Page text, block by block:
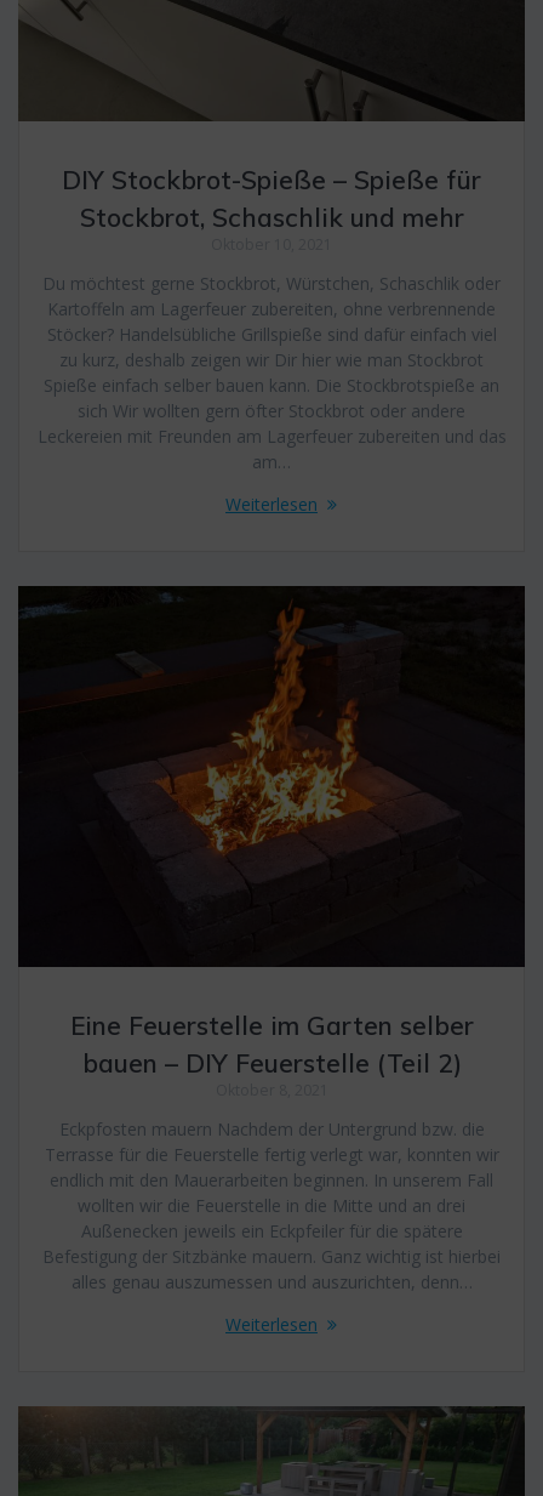
DIY Stockbrot-Spieße – Spieße für
Stockbrot, Schaschlik und mehr
Du möchtest gerne Stockbrot, Würstchen, Schaschlik oder
Kartoffeln am Lagerfeuer zubereiten, ohne verbrennende
Stöcker? Handelsübliche Grillspieße sind dafür einfach viel
zu kurz, deshalb zeigen wir Dir hier wie man Stockbrot
Spieße einfach selber bauen kann. Die Stockbrotspieße an
sich Wir wollten gern öfter Stockbrot oder andere
Leckereien mit Freunden am Lagerfeuer zubereiten und das
am…
Weiterlesen
Eine Feuerstelle im Garten selber
bauen – DIY Feuerstelle (Teil 2)
Eckpfosten mauern Nachdem der Untergrund bzw. die
Terrasse für die Feuerstelle fertig verlegt war, konnten wir
endlich mit den Mauerarbeiten beginnen. In unserem Fall
wollten wir die Feuerstelle in die Mitte und an drei
Außenecken jeweils ein Eckpfeiler für die spätere
Befestigung der Sitzbänke mauern. Ganz wichtig ist hierbei
alles genau auszumessen und auszurichten, denn…
Weiterlesen